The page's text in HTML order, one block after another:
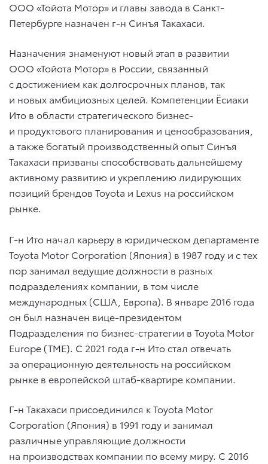
ООО «Тойота Мотор» и главы завода в Санкт-
Петербурге назначен г-н Синъя Такахаси.
Назначения знаменуют новый этап в развитии
ООО «Тойота Мотор» в России, связанный
с достижением как долгосрочных планов, так
и новых амбициозных целей. Компетенции Ёсиаки
Ито в области стратегического бизнес-
и продуктового планирования и ценообразования,
а также богатый производственный опыт Синъя
Такахаси призваны способствовать дальнейшему
активному развитию и укреплению лидирующих
позиций брендов Toyota и Lexus на российском
рынке.
Г-н Ито начал карьеру в юридическом департаменте
Toyota Motor Corporation (Япония) в 1987 году и с тех
пор занимал ведущие должности в разных
подразделениях компании, в том числе
международных (США, Европа). В январе 2016 года
он был назначен вице-президентом
Подразделения по бизнес-стратегии в Toyota Motor
Europe (TME). С 2021 года г-н Ито стал отвечать
за операционную деятельность на российском
рынке в европейской штаб-квартире компании.
Г-н Такахаси присоединился к Toyota Motor
Corporation (Япония) в 1991 году и занимал
различные управляющие должности
на производствах компании по всему миру. С 2016